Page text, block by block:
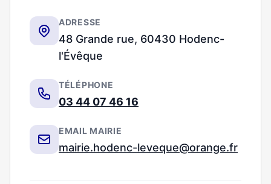
ADRESSE
48 Grande rue, 60430 Hodenc-
l'Évêque
TÉLÉPHONE
03 44 07 46 16
EMAIL MAIRIE
mairie.hodenc-leveque@orange.fr